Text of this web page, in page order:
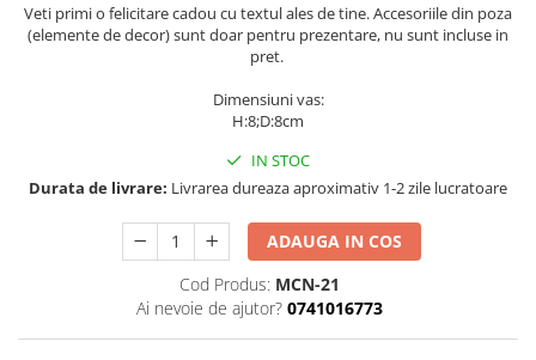
Veti primi o felicitare cadou cu textul ales de tine. Accesoriile din poza
(elemente de decor) sunt doar pentru prezentare, nu sunt incluse in
pret.
Dimensiuni vas:
H:8;D:8cm
IN STOC
Durata de livrare: Livrarea dureaza aproximativ 1-2 zile lucratoare
ADAUGA IN COS
Cod Produs: MCN-21
Ai nevoie de ajutor? 0741016773